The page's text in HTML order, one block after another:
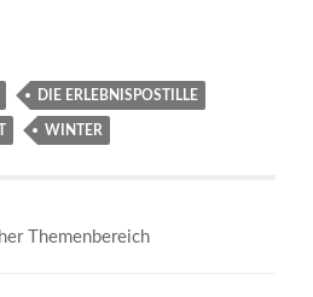
DIE ERLEBNISPOSTILLE
WINTER
Themenbereich